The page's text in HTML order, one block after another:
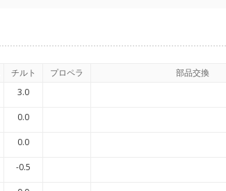
チルト プロペラ
部品交換
3.0
0.0
0.0
-0.5